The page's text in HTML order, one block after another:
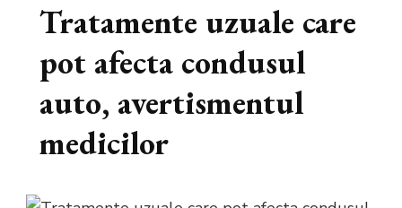
Tratamente uzuale care
pot afecta condusul
auto, avertismentul
medicilor